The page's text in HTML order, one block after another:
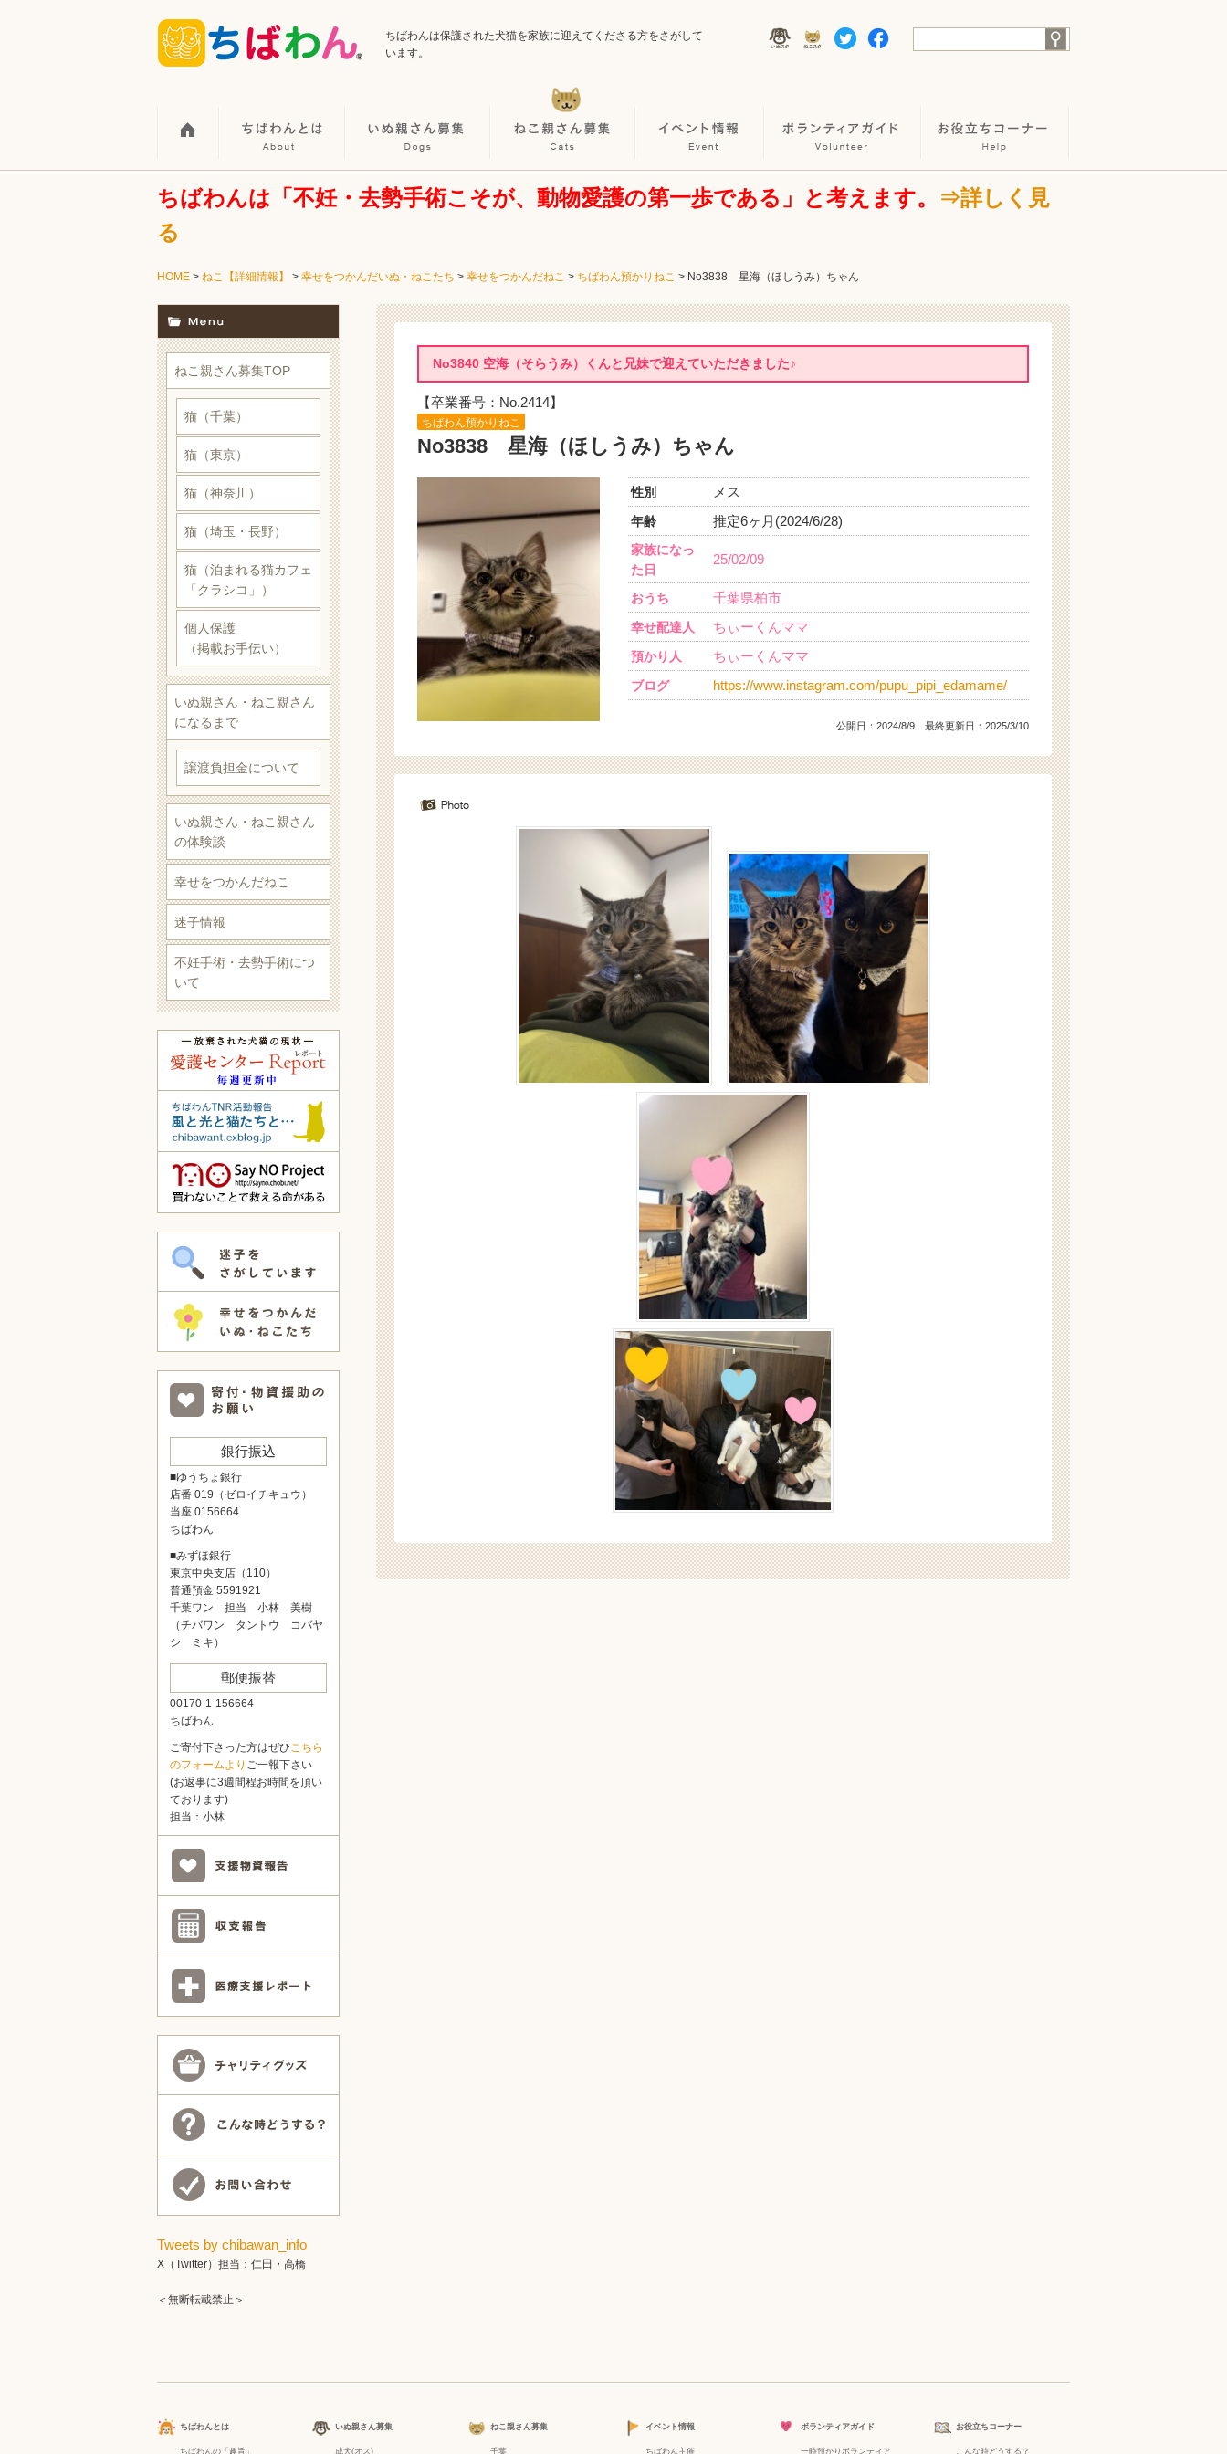
ちばわんは保護された犬猫を家族に迎えてくださる方をさがして
います。
ちばわんは「不妊・去勢手術こそが、動物愛護の第一歩である」と考えます。
⇒詳しく見
る
HOME > ねこ【詳細情報】 > 幸せをつかんだいぬ・ねこたち > 幸せをつかんだねこ > ちばわん預かりねこ > No3838 星海（ほしうみ）ちゃん
No3840 空海（そらうみ）くんと兄妹で迎えていただきました♪
【卒業番号：No.2414】
ちばわん預かりねこ
No3838 星海（ほしうみ）ちゃん
性別 メス
年齢 推定6ヶ月(2024/6/28)
家族になっ
た日
25/02/09
おうち 千葉県柏市
幸せ配達人 ちぃーくんママ
預かり人 ちぃーくんママ
ブログ https://www.instagram.com/pupu_pipi_edamame/
公開日： 2024/8/9 最終更新日：2025/3/10
ねこ親さん募集TOP
猫（千葉）
猫（東京）
猫（神奈川）
猫（埼玉・長野）
猫（泊まれる猫カフェ
「クラシコ」）
個人保護
（掲載お手伝い）
いぬ親さん・ねこ親さん
になるまで
譲渡負担金について
いぬ親さん・ねこ親さん
の体験談
幸せをつかんだねこ
迷子情報
不妊手術・去勢手術につ
いて
銀行振込
■ゆうちょ銀行
店番 019（ゼロイチキュウ）
当座 0156664
ちばわん
■みずほ銀行
東京中央支店（110）
普通預金 5591921
千葉ワン 担当 小林 美樹
（チバワン タントウ コバヤ
シ ミキ）
郵便振替
00170-1-156664
ちばわん
ご寄付下さった方はぜひこちら
のフォームより ご一報下さい
(お返事に3週間程お時間を頂い
ております)
担当：小林
Tweets by chibawan_info
X（Twitter）担当：仁田・高橋
＜無断転載禁止＞
ちばわんとは
ちばわんの「趣旨」
いぬ親さん募集
成犬(オス)
ねこ親さん募集
千葉
イベント情報
ちばわん主催
ボランティアガイド
一時預かりボランティア
お役立ちコーナー
こんな時どうする？